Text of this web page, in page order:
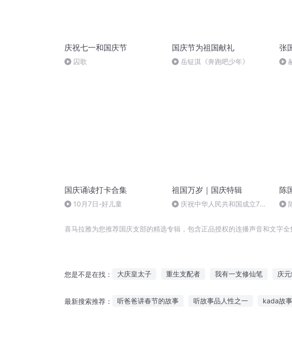
庆祝七一和国庆节
囚歌
国庆节为祖国献礼
岳钲淇《奔跑吧少年》
张
国庆诵读打卡合集
10月7日-好儿童
祖国万岁｜国庆特辑
庆祝中华人民共和国成立73
陈
喜马拉雅为您推荐国庆支部的精选专辑，包含正品授权的连播声音和文字
您是不是在找： 大庆皇太子 重生支配者 我有一支修仙笔 庆
最新搜索推荐： 听爸爸讲春节的故事 听故事品人性之一 kada故